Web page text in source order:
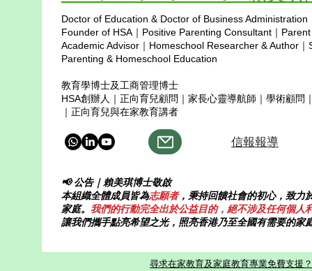
也象徵家庭教育社群的力量——孩
子、家長與社群一起同行，讓每一
顆小小的種子都能找到屬於自己的
Dr Lai & Paris 創作團隊：Dr
Lai、Paris、AI 城市的節奏快得像
風， 我們的步伐卻跟著心跳走。
家裡的課桌
學俊博士，你是
慧與溫柔，照亮前
學習不是比賽
懼， 在他的
Copyright ©
Doctor of Education & Doctor of Business Administration
Founder of HSA｜Positive Parenting Consultant｜
Academic Advisor｜Homeschool Researcher & Author
Parenting & Homeschool Education
教育學博士及工商管理博士
HSA創辦人｜正向育兒顧問｜家長心靈導航師｜學術顧問
｜正向育兒與在家教育講者
信報報導
📢 公告｜賴美琪博士敬啟
本組織全體成員皆為志願者，秉持回饋社會的初心，致力
家庭。 我們的行動完全出於公益目的，絕不涉及任何個人
讓我們攜手點亮希望之光，照亮香港乃至全國有需要的家
尋求在家教育及家庭教育專業免費支援